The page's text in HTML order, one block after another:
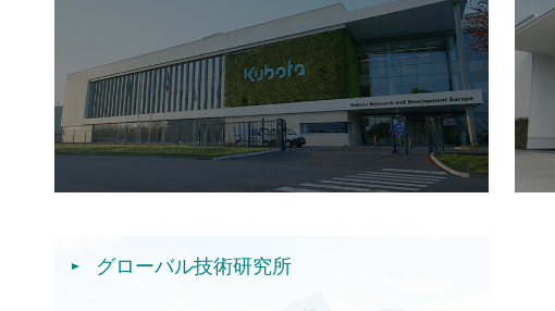
グローバル技術研究所